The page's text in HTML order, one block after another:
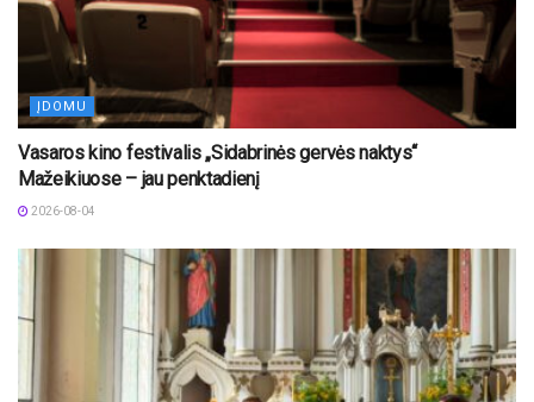
ĮDOMU
Vasaros kino festivalis „Sidabrinės gervės naktys“
Mažeikiuose – jau penktadienį
2026-08-04